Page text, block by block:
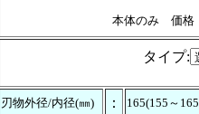
本体のみ 価
タイプ:
刃物外径/内径(㎜) ： 165(155～